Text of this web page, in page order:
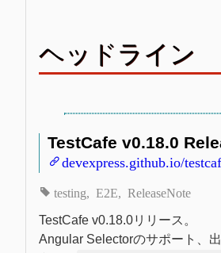
ヘッドライン
TestCafe v0.18.0
devexpress.github.io/
testing E2E ReleaseNote
TestCafe v0.18.0リリース。
Angular Selectorのサポート、